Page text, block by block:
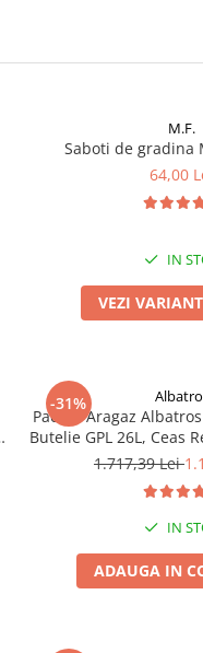
M.F.
Saboti de gradina
64,00
IN
VEZI
-31%
Pachet Aragaz
Butelie GPL 26L, Ceas
2 Coliere – 4 Arzătoare
Dublu la Cuptor,
1.717,39 Lei
IN
ADAUGA IN